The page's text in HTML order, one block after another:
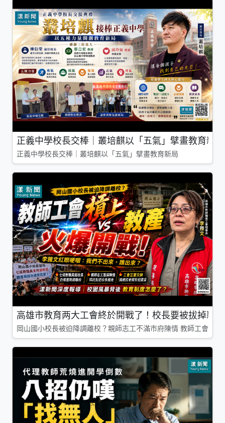
正義中學校長交棒｜叢培麒以「五氣」擘畫教育新局
正義中學校長交棒｜叢培麒以「五氣」擘畫教育新局
高雄市教育两大工會終於開戰了！校長要被拔掉親
岡山國小校長被迫降調離校？親師志工不滿市府陳情 教師工會槓